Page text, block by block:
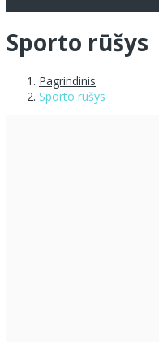
Sporto rūšys
Pagrindinis
Sporto rūšys